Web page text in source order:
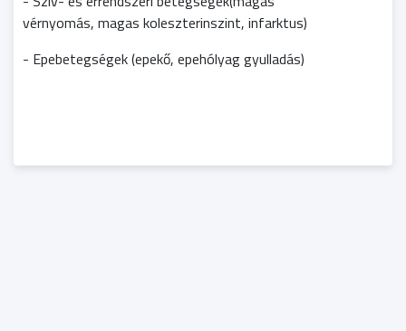
vérnyomás, magas koleszterinszint, infarktus)
- Epebetegségek (epekő, epehólyag gyulladás)